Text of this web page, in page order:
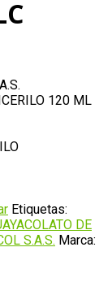
120 ML
Etiquetas:
DE
S.A.S. Marca: